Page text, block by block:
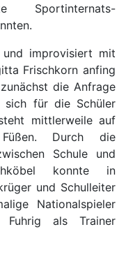
Sportinternats-
improvisiert mit
Frischkorn anfing
die Anfrage
sich für die Schüler
mittlerweile auf
Durch die
Schule und
konnte in
und Schulleiter
Nationalspieler
Fuhrig als Trainer